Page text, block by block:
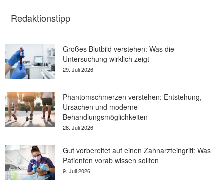
Redaktionstipp
Großes Blutbild verstehen: Was die
Untersuchung wirklich zeigt
29. Juli 2026
Phantomschmerzen verstehen: Entstehung,
Ursachen und moderne
Behandlungsmöglichkeiten
28. Juli 2026
Gut vorbereitet auf einen Zahnarzteingriff: Was
Patienten vorab wissen sollten
9. Juli 2026